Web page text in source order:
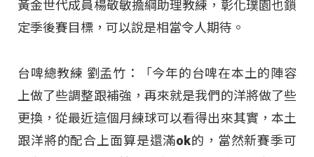
黃金世代成員楊敬敏擔綱助理教練，彰化璞園也鎖
定季後賽目標，可以說是相當令人期待。​
台啤總教練 劉孟竹：「今年的台啤在本土的陣容
上做了些調整跟補強，再來就是我們的洋將做了些
更換，從最近這個月練球可以看得出來其實，本土
跟洋將的配合上面算是還滿ok的，當然新賽季可